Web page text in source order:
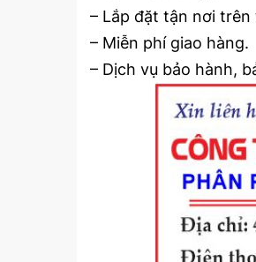
– Lắp đặt tận nơi
– Miễn phí giao hàng.
– Dịch vụ bảo hành,